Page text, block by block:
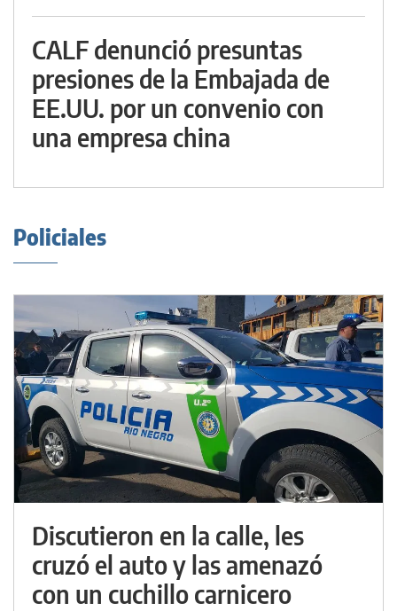
CALF denunció presuntas
presiones de la Embajada de
EE.UU. por un convenio con
una empresa china
Policiales
Discutieron en la calle, les
cruzó el auto y las amenazó
con un cuchillo carnicero